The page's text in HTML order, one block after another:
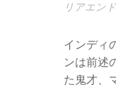
リアエン
インディ
ンは前述
た鬼才、